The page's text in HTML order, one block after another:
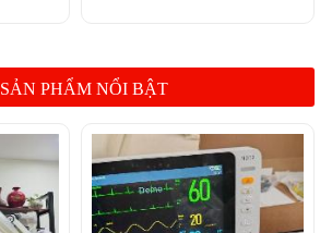
SẢN PHẨM NỔI BẬT